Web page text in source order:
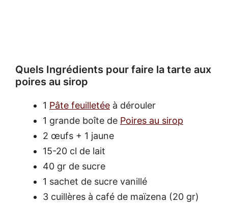
Quels Ingrédients pour faire la tarte aux
poires au sirop
1 Pâte feuilletée à dérouler
1 grande boîte de Poires au sirop
2 œufs + 1 jaune
15-20 cl de lait
40 gr de sucre
1 sachet de sucre vanillé
3 cuillères à café de maïzena (20 gr)